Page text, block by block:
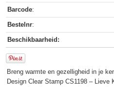
Barcode:
Bestelnr:
Beschikbaarheid:
Breng warmte en gezelligheid in je
Design Clear Stamp CS1198 – Lieve